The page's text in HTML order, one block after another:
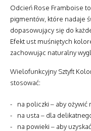
Odcień Rose Framboise
pigmentów, które nadaje
dopasowujący się do
Efekt ust muśniętych
zachowując naturalny
Wielofunkcyjny Sztyft
stosować:
na policzki – aby ożywić
na usta – dla
na powieki – aby